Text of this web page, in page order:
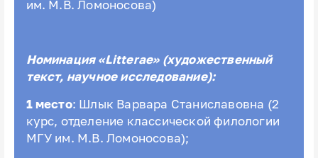
им. М.В. Ломоносова)
Номинация «Litterae» (художественный
текст, научное исследование):
1 место: Шлык Варвара Станиславовна (2
курс, отделение классической филологии
МГУ им. М.В. Ломоносова);